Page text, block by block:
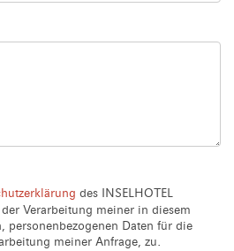
des INSELHOTEL
Verarbeitung meiner in diesem
personenbezogenen Daten für die
meiner Anfrage, zu.